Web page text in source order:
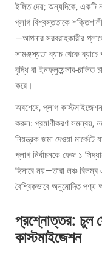
ইঙ্গিত দেয়; অন্যদিকে, একটি
প্লাগ বিশ্বস্ততাকে
—আপনার সরবরাহকারীর
সামঞ্জস্যতা ব্যাচ থেকে
বৃদ্ধি বা ইনফ্লুয়েন্সার-
করে।
অবশেষে, প্লাগ
করুন: প্রমাণীকরণ সমন্বয়,
নিয়ন্ত্রক জমা দেওয়া
প্লাগ নির্বাচনকে ফেজ ১
হিসাবে নয়—তারা লঞ্চ বিলম্ব
বৈশ্বিকভাবে অনুমোদিত পণ্য
প্রশ্নোত্তর: চুল
কাস্টমাইজেশন